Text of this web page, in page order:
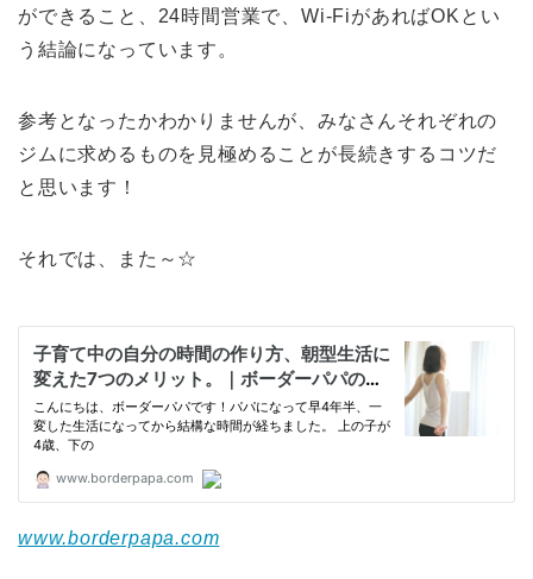
ができること、24時間営業で、Wi-FiがあればOKとい
う結論になっています。
参考となったかわかりませんが、みなさんそれぞれの
ジムに求めるものを見極めることが長続きするコツだ
と思います！
それでは、また～☆
www.borderpapa.com